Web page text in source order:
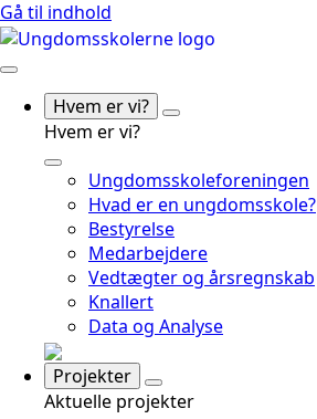
Gå til indhold
Hvem er vi?
Hvem er vi?
Ungdomsskoleforeningen
Hvad er en ungdomsskole?
Bestyrelse
Medarbejdere
Vedtægter og årsregnskab
Knallert
Data og Analyse
Projekter
Aktuelle projekter